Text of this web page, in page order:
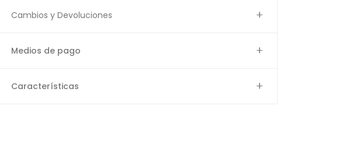
Cambios y Devoluciones
Medios de pago
Características